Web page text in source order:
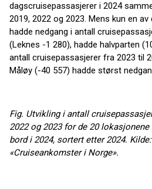
dagscruisepassasjerer i 2024
2019, 2022 og 2023. Mens kun en
hadde nedgang i antall
(Leknes -1 280), hadde halvparten
antall cruisepassasjerer fra 2023 til
Måløy (-40 557) hadde størst
Fig. Utvikling i antall
2022 og 2023 for de 20
bord i 2024, sortert etter 2024.
«Cruiseankomster i Norge».